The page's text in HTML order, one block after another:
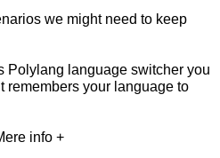
we might need to keep
Polylang language switcher you
remembers your language to
info +